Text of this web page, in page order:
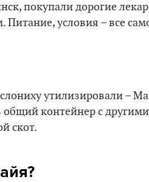
покупали дорогие
условия – все
утилизировали –
общий контейнер с
скот.